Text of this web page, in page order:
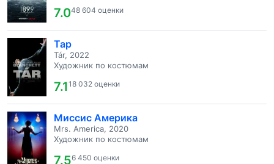
7.048 604 оценки
Тар
Tár, 2022
Художник по костюмам
7.118 032 оценки
Миссис Америка
Mrs. America, 2020
Художник по костюмам
7.56 450 оценки